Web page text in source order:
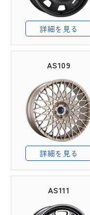
詳細を見る
AS109
詳細を見る
AS111